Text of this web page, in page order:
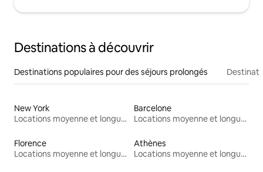
Destinations à découvrir
Destinations populaires pour des séjours prolongés
New York
Locations moyenne et longue durée
Barcelone
Locations moyenne et longue durée
Florence
Locations moyenne et longue durée
Athènes
Locations moyenne et longue durée